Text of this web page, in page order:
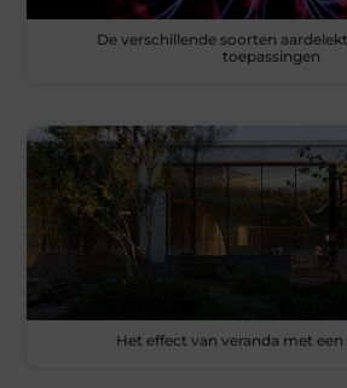
De verschillende soorten
toepassingen
Het effect van veranda met